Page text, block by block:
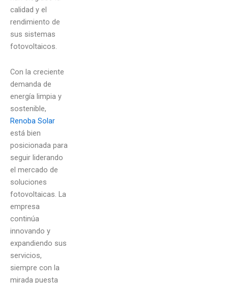
calidad y el
rendimiento de
sus sistemas
fotovoltaicos.
Con la creciente
demanda de
energía limpia y
sostenible,
Renoba Solar
está bien
posicionada para
seguir liderando
el mercado de
soluciones
fotovoltaicas. La
empresa
continúa
innovando y
expandiendo sus
servicios,
siempre con la
mirada puesta